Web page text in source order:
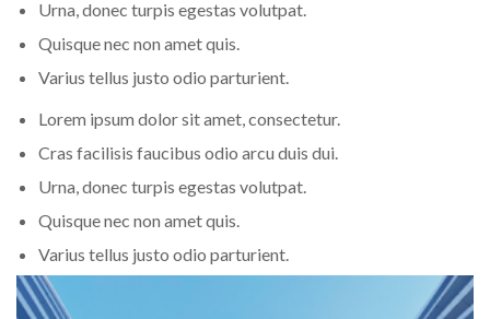
Urna, donec turpis egestas volutpat.
Quisque nec non amet quis.
Varius tellus justo odio parturient.
Lorem ipsum dolor sit amet, consectetur.
Cras facilisis faucibus odio arcu duis dui.
Urna, donec turpis egestas volutpat.
Quisque nec non amet quis.
Varius tellus justo odio parturient.